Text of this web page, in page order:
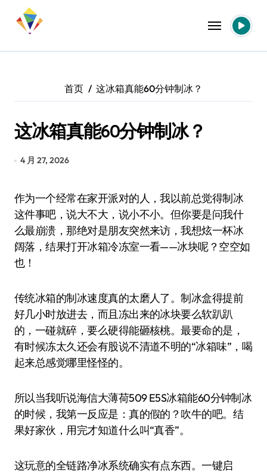
首页 这冰箱真能60分钟制冰？
这冰箱真能60分钟制冰？
4 月 27, 2026
作为一个经常在家开派对的人，我以前总觉得制冰
这件事吧，说大不大，说小不小。但你要是问我什
么最崩溃，那绝对是朋友突然来访，我想炫一杯冰
阔落，结果打开冰箱冷冻室一看——冰块呢？空空如
也！
传统冰箱的制冰速度真的太磨人了。制冰盒得提前
好几小时放进去，而且冻出来的冰块要么软趴趴
的，一碰就碎，要么硬得能砸核桃。最要命的是，
有时候冻太久还会有股说不清道不明的“冰箱味”，喝
起来总感觉哪里怪怪的。
所以当我听说海信大薄荷509 E5S冰箱能60分钟制冰
的时候，我第一反应是：真的假的？吹牛的吧。结
果好家伙，用完才知道什么叫“真香”。
这玩意的全链路净冰系统确实有点东西。一键启